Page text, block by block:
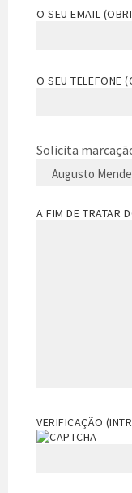
O SEU EMAIL
O SEU TELEFONE
Solicita
A FIM DE TRATAR
VERIFICAÇÃO